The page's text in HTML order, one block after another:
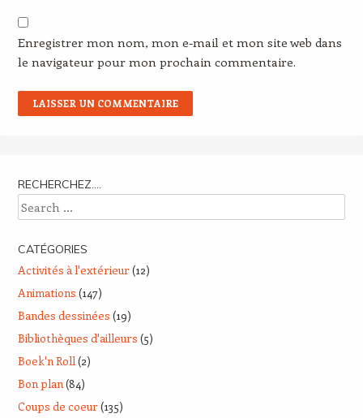
Enregistrer mon nom, mon e-mail et mon site web dans
le navigateur pour mon prochain commentaire.
RECHERCHEZ….
Search
CATÉGORIES
Activités à l'extérieur(12)
Animations (147)
Bandes dessinées (19)
Bibliothèques d'ailleurs (5)
Boek'n Roll(2)
Bon plan(84)
Coups de coeur(135)